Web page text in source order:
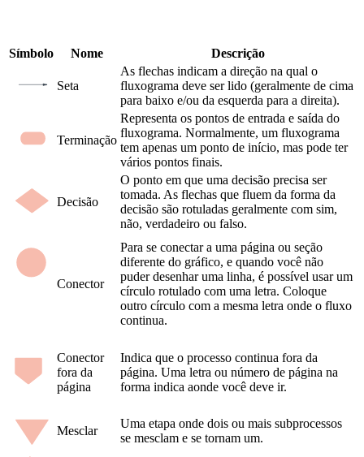
Símbolo Nome Descrição
Seta
As flechas indicam a direção na qual o
fluxograma deve ser lido (geralmente de cima
para baixo e/ou da esquerda para a direita).
Terminação
Representa os pontos de entrada e saída do
fluxograma. Normalmente, um fluxograma
tem apenas um ponto de início, mas pode ter
vários pontos finais.
Decisão
O ponto em que uma decisão precisa ser
tomada. As flechas que fluem da forma da
decisão são rotuladas geralmente com sim,
não, verdadeiro ou falso.
Conector
Para se conectar a uma página ou seção
diferente do gráfico, e quando você não
puder desenhar uma linha, é possível usar um
círculo rotulado com uma letra. Coloque
outro círculo com a mesma letra onde o fluxo
continua.
Conector
fora da
página
Indica que o processo continua fora da
página. Uma letra ou número de página na
forma indica aonde você deve ir.
Mesclar
Uma etapa onde dois ou mais subprocessos
se mesclam e se tornam um.